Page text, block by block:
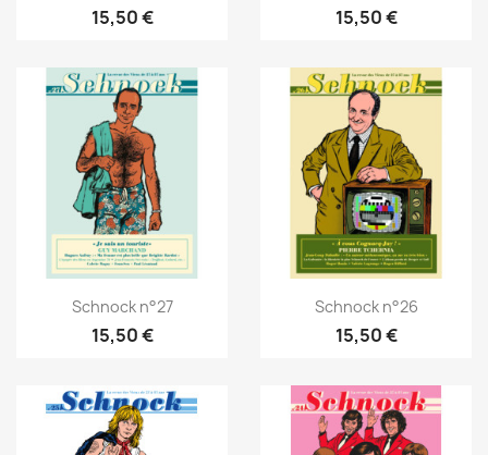
15,50 € 15,50 €
Schnock n°27
15,50 €
Schnock n°26
15,50 €